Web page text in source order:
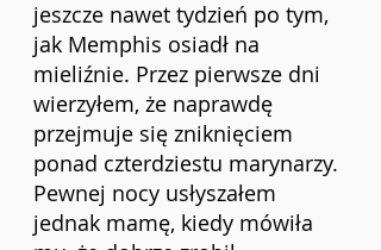
jeszcze nawet tydzień po tym,
jak Memphis osiadł na
mieliźnie. Przez pierwsze dni
wierzyłem, że naprawdę
przejmuje się zniknięciem
ponad czterdziestu marynarzy.
Pewnej nocy usłyszałem
jednak mamę, kiedy mówiła